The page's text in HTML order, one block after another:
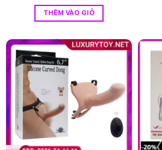
là:
1.250.000₫.
THÊM VÀO GIỎ